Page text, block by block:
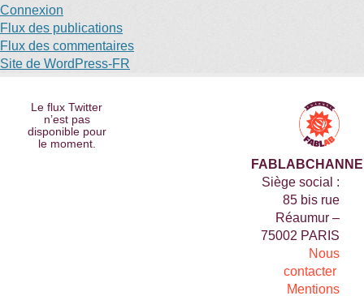
Connexion
Flux des publications
Flux des commentaires
Site de WordPress-FR
Le flux Twitter
n’est pas
disponible pour
le moment.
Siège social :
85 bis rue
Réaumur –
75002 PARIS
Nous
contacter
Mentions